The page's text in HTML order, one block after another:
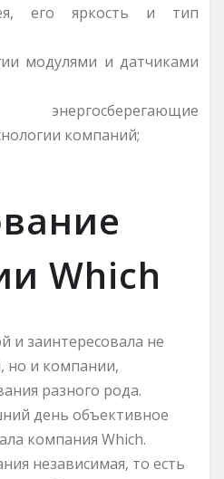
его яркость и тип
модулями и датчиками
компаний;
Which
и заинтересовала не
но и компании,
разного рода.
день объективное
компания Which.
независимая, то есть